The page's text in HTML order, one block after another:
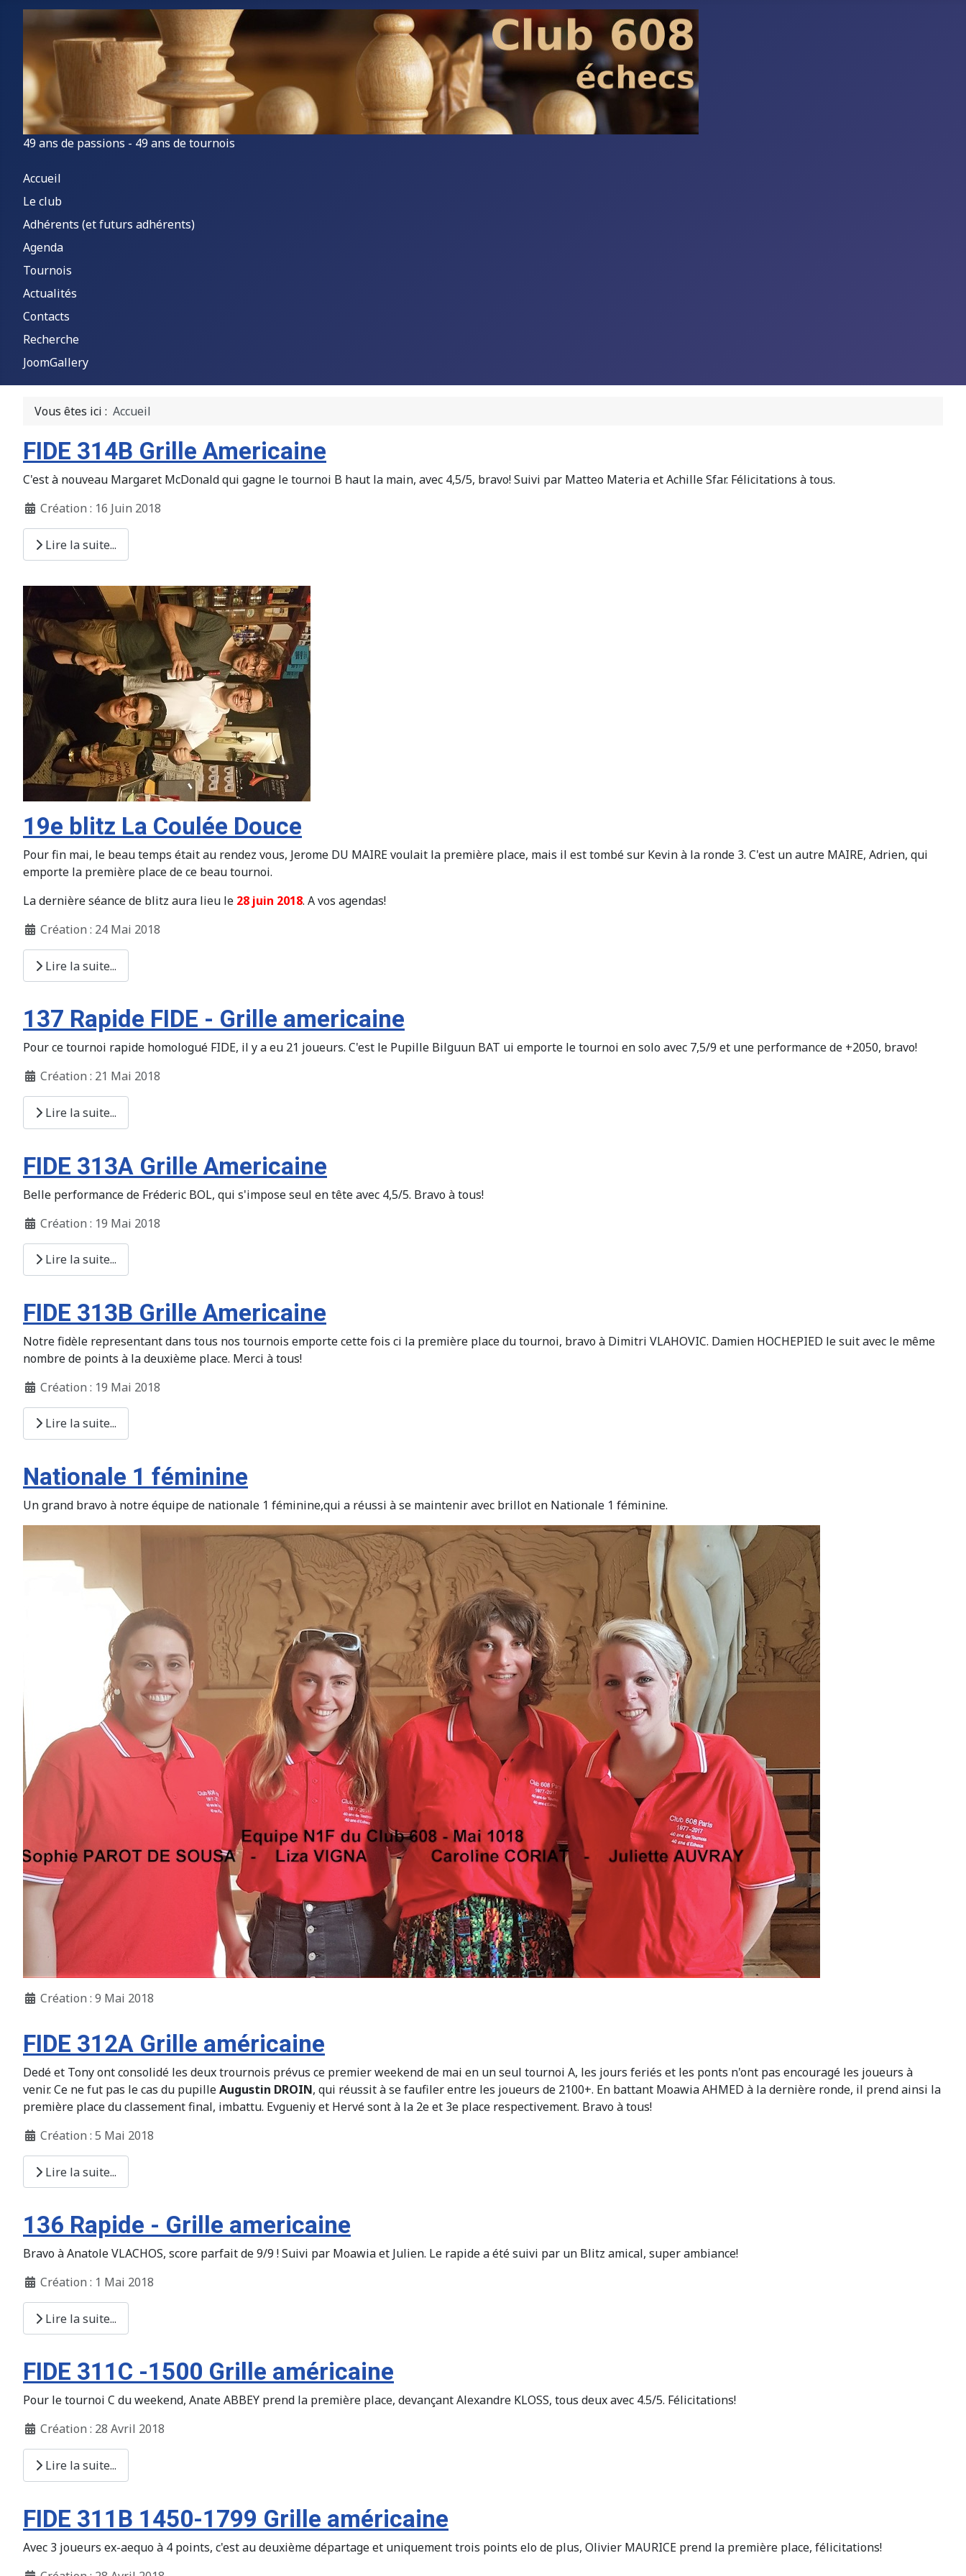
49 ans de passions - 49 ans de tournois
Accueil
Le club
Adhérents (et futurs adhérents)
Agenda
Tournois
Actualités
Contacts
Recherche
JoomGallery
Vous êtes ici : Accueil
FIDE 314B Grille Americaine
C'est à nouveau Margaret McDonald qui gagne le tournoi B haut la main, avec 4,5/5, bravo! Suivi par Matteo Materia et Achille Sfar. Félicitations à tous.
Création : 16 Juin 2018
Lire la suite...
19e blitz La Coulée Douce
Pour fin mai, le beau temps était au rendez vous, Jerome DU MAIRE voulait la première place, mais il est tombé sur Kevin à la ronde 3. C'est un autre MAIRE, Adrien, qui
emporte la première place de ce beau tournoi.
La dernière séance de blitz aura lieu le 28 juin 2018. A vos agendas!
Création : 24 Mai 2018
Lire la suite...
137 Rapide FIDE - Grille americaine
Pour ce tournoi rapide homologué FIDE, il y a eu 21 joueurs. C'est le Pupille Bilguun BAT ui emporte le tournoi en solo avec 7,5/9 et une performance de +2050, bravo!
Création : 21 Mai 2018
Lire la suite...
FIDE 313A Grille Americaine
Belle performance de Fréderic BOL, qui s'impose seul en tête avec 4,5/5. Bravo à tous!
Création : 19 Mai 2018
Lire la suite...
FIDE 313B Grille Americaine
Notre fidèle representant dans tous nos tournois emporte cette fois ci la première place du tournoi, bravo à Dimitri VLAHOVIC. Damien HOCHEPIED le suit avec le même
nombre de points à la deuxième place. Merci à tous!
Création : 19 Mai 2018
Lire la suite...
Nationale 1 féminine
Un grand bravo à notre équipe de nationale 1 féminine,qui a réussi à se maintenir avec brillot en Nationale 1 féminine.
Création : 9 Mai 2018
FIDE 312A Grille américaine
Dedé et Tony ont consolidé les deux trournois prévus ce premier weekend de mai en un seul tournoi A, les jours feriés et les ponts n'ont pas encouragé les joueurs à
venir. Ce ne fut pas le cas du pupilleAugustin DROIN, qui réussit à se faufiler entre les joueurs de 2100+. En battant Moawia AHMED à la dernière ronde, il prend ainsi la
première place du classement final, imbattu. Evgueniy et Hervé sont à la 2e et 3e place respectivement. Bravo à tous!
Création : 5 Mai 2018
Lire la suite...
136 Rapide - Grille americaine
Bravo à Anatole VLACHOS, score parfait de 9/9 ! Suivi par Moawia et Julien. Le rapide a été suivi par un Blitz amical, super ambiance!
Création : 1 Mai 2018
Lire la suite...
FIDE 311C -1500 Grille américaine
Pour le tournoi C du weekend, Anate ABBEY prend la première place, devançant Alexandre KLOSS, tous deux avec 4.5/5. Félicitations!
Création : 28 Avril 2018
Lire la suite...
FIDE 311B 1450-1799 Grille américaine
Avec 3 joueurs ex-aequo à 4 points, c'est au deuxième départage et uniquement trois points elo de plus, Olivier MAURICE prend la première place, félicitations!